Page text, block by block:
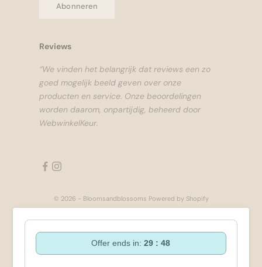
Abonneren
Reviews
“We vinden het belangrijk dat reviews een zo
goed mogelijk beeld geven over onze
producten en service. Onze beoordelingen
worden daarom, onpartijdig, beheerd door
WebwinkelKeur.
© 2026 - Bloomsandblossoms Powered by Shopify
Offer ends in:29 : 47